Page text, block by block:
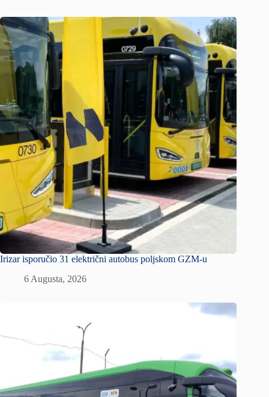
Irizar isporučio 31 električni autobus poljskom GZM-u
6 Augusta, 2026